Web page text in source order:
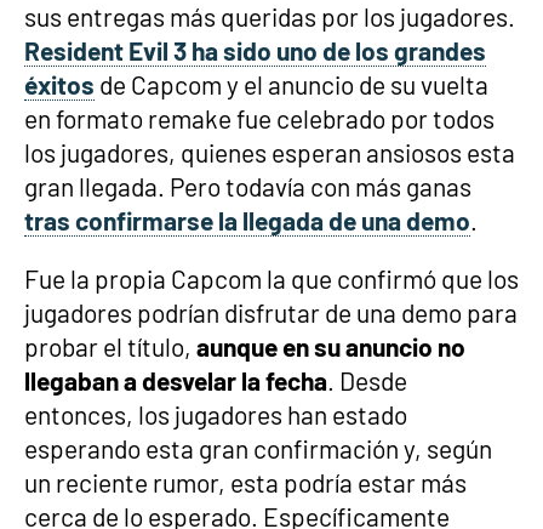
sus entregas más queridas por los jugadores.
Resident Evil 3 ha sido uno de los grandes
éxitos de Capcom y el anuncio de su vuelta
en formato remake fue celebrado por todos
los jugadores, quienes esperan ansiosos esta
gran llegada. Pero todavía con más ganas
tras confirmarse la llegada de una demo.
Fue la propia Capcom la que confirmó que los
jugadores podrían disfrutar de una demo para
probar el título, aunque en su anuncio no
llegaban a desvelar la fecha. Desde
entonces, los jugadores han estado
esperando esta gran confirmación y, según
un reciente rumor, esta podría estar más
cerca de lo esperado. Específicamente